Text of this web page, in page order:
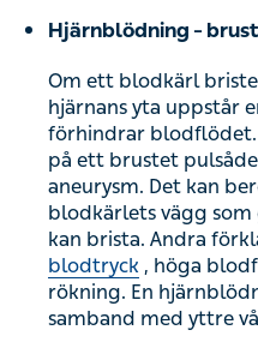
Hjärnblödning –
Om ett blodkärl
hjärnans yta uppstår
förhindrar
på ett brustet
aneurysm. Det kan
blodkärlets vägg
kan brista. Andra
blodtryck , höga
rökning. En
samband med yttre